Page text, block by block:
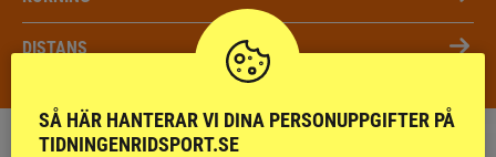
DISTANS
SÅ HÄR HANTERAR VI DINA PERSONUPPGIFTER PÅ
TIDNINGENRIDSPORT.SE